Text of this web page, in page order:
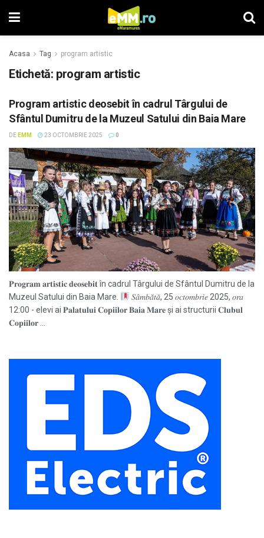
Acasa Tag program artistic
Etichetă: program artistic
Program artistic deosebit în cadrul Târgului de
Sfântul Dumitru de la Muzeul Satului din Baia Mare
DE EMM 23 OCTOMBRIE 2025 0
𝐏𝐫𝐨𝐠𝐫𝐚𝐦 𝐚𝐫𝐭𝐢𝐬𝐭𝐢𝐜 𝐝𝐞𝐨𝐬𝐞𝐛𝐢𝐭 în cadrul Târgului de Sfântul Dumitru de la
Muzeul Satului din Baia Mare.
𝑆𝑎̂𝑚𝑏𝑎̆𝑡𝑎̆, 25 𝑜𝑐𝑡𝑜𝑚𝑏𝑟𝑖𝑒 2025, 𝑜𝑟𝑎
12:00 - elevi ai 𝐏𝐚𝐥𝐚𝐭𝐮𝐥𝐮𝐢 𝐂𝐨𝐩𝐢𝐢𝐥𝐨𝐫 𝐁𝐚𝐢𝐚 𝐌𝐚𝐫𝐞 și ai structurii 𝐂𝐥𝐮𝐛𝐮𝐥
𝐂𝐨𝐩𝐢𝐢𝐥𝐨𝐫 ...